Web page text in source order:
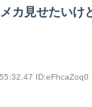
カ見せたいけ
ID:eFhcaZoq0